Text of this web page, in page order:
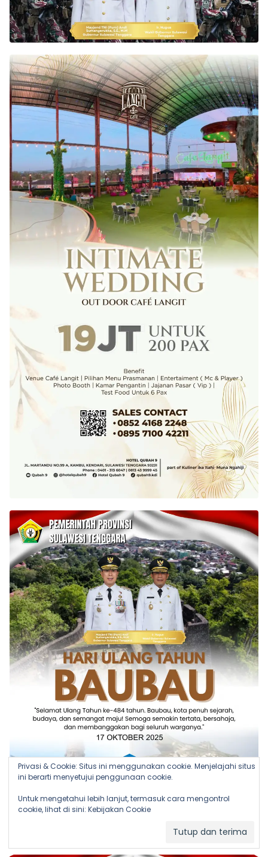
Privasi & Cookie: Situs ini menggunakan cookie. Menjelajahi situs
ini berarti menyetujui penggunaan cookie.
Untuk mengetahui lebih lanjut, termasuk cara mengontrol
cookie, lihat di sini: Kebijakan Cookie